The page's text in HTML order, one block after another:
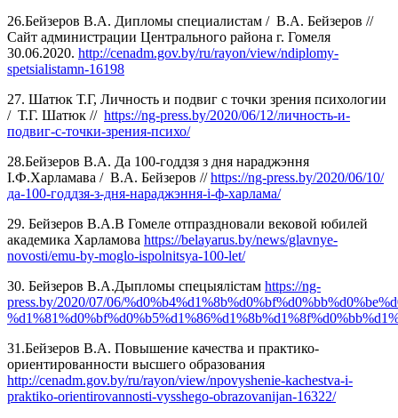
26.Бейзеров В.А. Дипломы специалистам / В.А. Бейзеров //
Сайт администрации Центрального района г. Гомеля
30.06.2020. http://cenadm.gov.by/ru/rayon/view/ndiplomy-
spetsialistamn-16198
27. Шатюк Т.Г, Личность и подвиг с точки зрения психологии
/ Т.Г. Шатюк // https://ng-press.by/2020/06/12/личность-и-
подвиг-с-точки-зрения-психо/
28.Бейзеров В.А. Да 100-годдзя з дня нараджэння
І.Ф.Харламава / В.А. Бейзеров //https://ng-press.by/2020/06/10/
да-100-годдзя-з-дня-нараджэння-і-ф-харлама/
29. Бейзеров В.А.В Гомеле отпраздновали вековой юбилей
академика Харламова https://belayarus.by/news/glavnye-
novosti/emu-by-moglo-ispolnitsya-100-let/
30. Бейзеров В.А.Дыпломы спецыялістам https://ng-
press.by/2020/07/06/
31.Бейзеров В.А. Повышение качества и практико-
ориентированности высшего образования
http://cenadm.gov.by/ru/rayon/view/npovyshenie-kachestva-i-
praktiko-orientirovannosti-vysshego-obrazovanijan-16322/